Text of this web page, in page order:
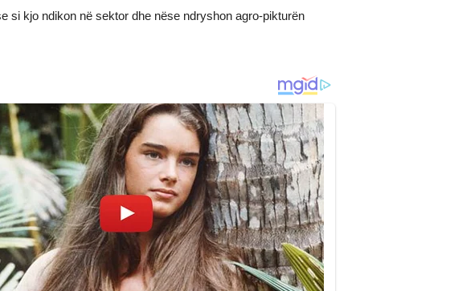
si kjo ndikon në sektor dhe nëse ndryshon agro-pikturën